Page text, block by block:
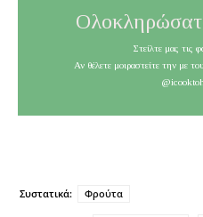
Στείλτε μας τις
Αν θέλετε μοιραστείτε την με
Συστατικά: Φρούτα